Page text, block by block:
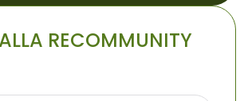
RECOMMUNITY